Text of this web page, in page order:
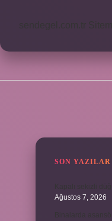
SON YAZILAR
Ağustos 7, 2026